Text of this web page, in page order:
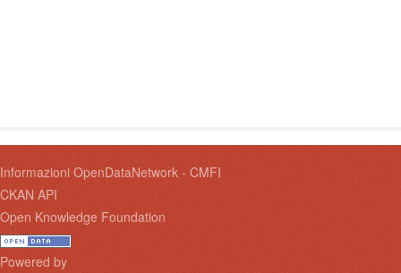
Informazioni OpenDataNetwork - CMFI
CKAN API
Open Knowledge Foundation
Powered by